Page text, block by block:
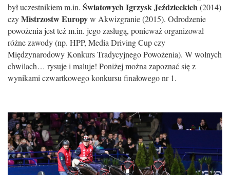
był uczestnikiem m.in. Światowych Igrzysk Jeździeckich(2014)
czyMistrzostw Europyw Akwizgranie (2015). Odrodzenie
powożenia jest też m.in. jego zasługą, ponieważ organizował
różne zawody (np. HPP, Media Driving Cup czy
Międzynarodowy Konkurs Tradycyjnego Powożenia). W wolnych
chwilach… rysuje i maluje! Poniżej można zapoznać się z
wynikami czwartkowego konkursu finałowego nr 1.